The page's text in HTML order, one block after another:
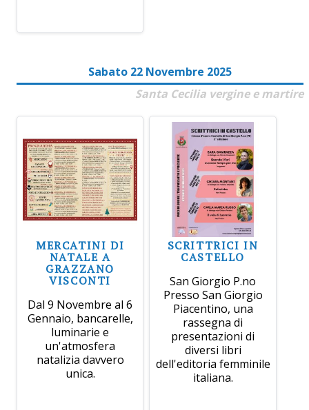
Sabato 22 Novembre 2025
Santa Cecilia vergine e martire
MERCATINI DI
NATALE A
GRAZZANO
VISCONTI
Dal 9 Novembre al 6
Gennaio, bancarelle,
luminarie e
un'atmosfera
natalizia davvero
unica.
SCRITTRICI IN
CASTELLO
San Giorgio P.no
Presso San Giorgio
Piacentino, una
rassegna di
presentazioni di
diversi libri
dell'editoria femminile
italiana.